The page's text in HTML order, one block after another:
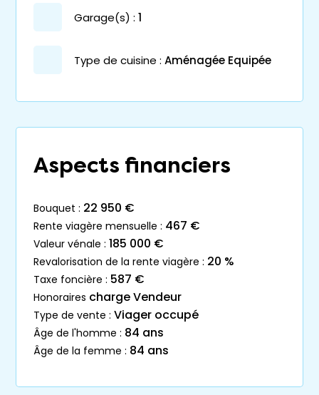
garage(s) : 1
Type de cuisine : Aménagée Equipée
Aspects financiers
bouquet : 22 950 €
rente viagère mensuelle : 467 €
valeur vénale : 185 000 €
revalorisation de la rente viagère : 20 %
taxe foncière : 587 €
honoraires charge Vendeur
type de vente : Viager occupé
âge de l'homme : 84 ans
âge de la femme : 84 ans